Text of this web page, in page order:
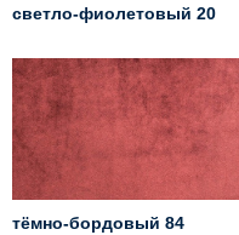
светло-фиолетовый 20
тёмно-бордовый 84